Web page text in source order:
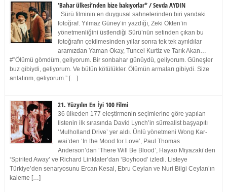
‘Bahar ülkesi’nden bize bakıyorlar* / Sevda AYDIN
Sürü filminin en duygusal sahnelerinden biri yandaki
fotoğraf. Yılmaz Güney’in yazdığı, Zeki Ökten’in
yönetmenliğini üstlendiği Sürü’nün setinden çıkan bu
fotoğrafın çekilmesinden yıllar sonra tek tek ayrıldılar
aramızdan Yaman Okay, Tuncel Kurtiz ve Tarık Akan…
#”Ölümü gömdüm, geliyorum. Bir sonbahar günüydü, geliyorum. Güneşler
buz gibiydi, geliyorum. Ve bütün kötülükler. Ölümün armaları gibiydi. Size
anlatırım, geliyorum.” […]
21. Yüzyılın En İyi 100 Filmi
36 ülkeden 177 eleştirmenin seçimlerine göre yapılan
listenin ilk sırasında David Lynch’in sürrealist başyapıtı
‘Mulholland Drive’ yer aldı. Ünlü yönetmeni Wong Kar-
wai’den ‘In the Mood for Love’, Paul Thomas
Anderson’dan ‘There Will Be Blood’, Hayao Miyazaki’den
‘Spirited Away’ ve Richard Linklater’dan ‘Boyhood’ izledi. Listeye
Türkiye’den senaryosunu Ercan Kesal, Ebru Ceylan ve Nuri Bilgi Ceylan’ın
kaleme […]